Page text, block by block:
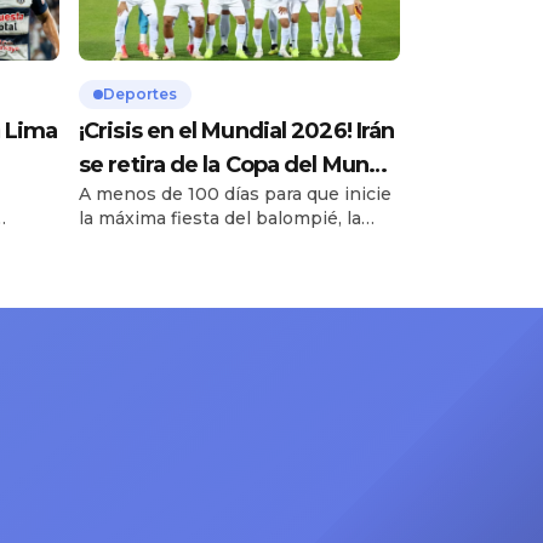
Lima
Deportes
¡Crisis en el Mundial 2026! Irán
se retira de la Copa del Mundo
por guerra contra Israel y EE.
UU.
A menos de 100 días para que inicie
la máxima fiesta del balompié, la
del gobierno iraní, argumentando